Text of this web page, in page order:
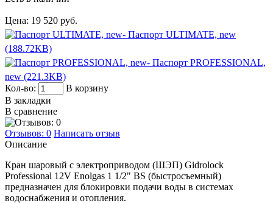
Цена: 19 520 руб.
- Паспорт ULTIMATE, new
(188.72KB)
- Паспорт PROFESSIONAL,
new (221.3KB)
Кол-во:
В корзину
В закладки
В сравнение
Отзывов: 0 Написать отзыв
Описание
Кран шаровый с электроприводом (ШЭП) Gidrolock
Professional 12V Enolgas 1 1/2" BS (быстросъемный)
предназначен для блокировки подачи воды в системах
водоснабжения и отопления.